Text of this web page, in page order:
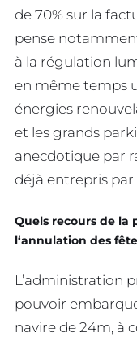
de 70% sur la
pense
à la régulation
en même temps
énergies
et les grands
anecdotique par
déjà entrepris par
Quels recours de la
l‘annulation des
L’administration
pouvoir
navire de 24m, à